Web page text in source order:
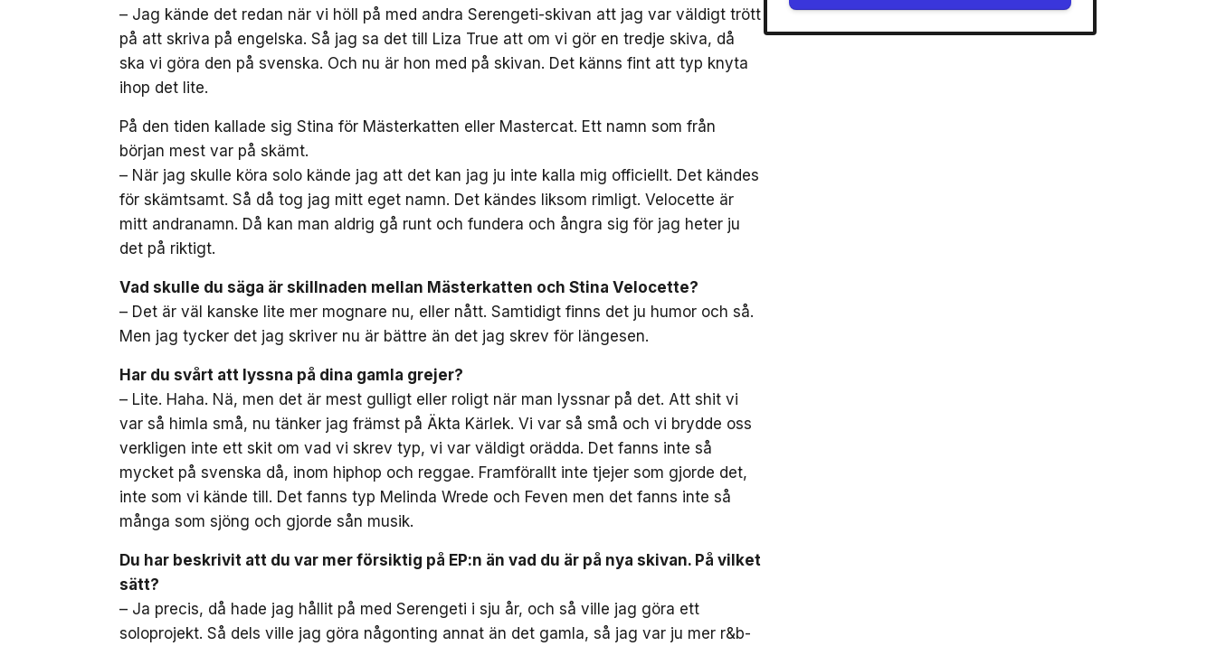
– Jag kände det redan när vi höll på med andra Serengeti-skivan att jag var väldigt trött
på att skriva på engelska. Så jag sa det till Liza True att om vi gör en tredje skiva, då
ska vi göra den på svenska. Och nu är hon med på skivan. Det känns fint att typ knyta
ihop det lite.
På den tiden kallade sig Stina för Mästerkatten eller Mastercat. Ett namn som från
början mest var på skämt.
– När jag skulle köra solo kände jag att det kan jag ju inte kalla mig officiellt. Det kändes
för skämtsamt. Så då tog jag mitt eget namn. Det kändes liksom rimligt. Velocette är
mitt andranamn. Då kan man aldrig gå runt och fundera och ångra sig för jag heter ju
det på riktigt.
Vad skulle du säga är skillnaden mellan Mästerkatten och Stina Velocette?
– Det är väl kanske lite mer mognare nu, eller nått. Samtidigt finns det ju humor och så.
Men jag tycker det jag skriver nu är bättre än det jag skrev för längesen.
Har du svårt att lyssna på dina gamla grejer?
– Lite. Haha. Nä, men det är mest gulligt eller roligt när man lyssnar på det. Att shit vi
var så himla små, nu tänker jag främst på Äkta Kärlek. Vi var så små och vi brydde oss
verkligen inte ett skit om vad vi skrev typ, vi var väldigt orädda. Det fanns inte så
mycket på svenska då, inom hiphop och reggae. Framförallt inte tjejer som gjorde det,
inte som vi kände till. Det fanns typ Melinda Wrede och Feven men det fanns inte så
många som sjöng och gjorde sån musik.
Du har beskrivit att du var mer försiktig på EP:n än vad du är på nya skivan. På vilket
sätt?
– Ja precis, då hade jag hållit på med Serengeti i sju år, och så ville jag göra ett
soloprojekt. Så dels ville jag göra någonting annat än det gamla, så jag var ju mer r&b-